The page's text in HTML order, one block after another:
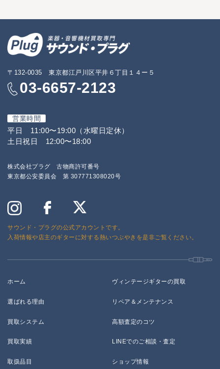
〒132-0035 東京都江戸川区平井６丁目１４ー５
03-6657-2123
営業時間
平日 11:00〜19:00（水曜日定休）
土日祝日 12:00〜18:00
株式会社プラグ 古物商許可番号
東京都公安委員会 第 307771308020号
サウンド・プラグの公式アカウントです。
入荷情報や店主のギターに対する熱いつぶやきを是非ご覧ください。
ホーム
選ばれる理由
買取システム
買取実績
取扱品目
ヴィンテージギターの買取
リペア＆メンテナンス
高額査定のコツ
LINEでのご相談・査定
ショップ情報